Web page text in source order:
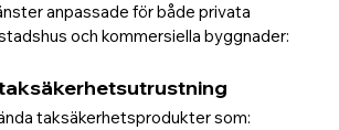
anpassade för både privata
och kommersiella byggnader:
taksäkerhetsprodukter som: